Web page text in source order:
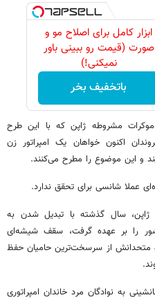
ابزار کامل برای اصلاح مو و
صورت (قیمت رو ببینی باور
نمیکنی!)
باتخفیف بخر
مشروطه ژاپن که با این طرح
اکنون خواهان یک امپراتور زن
و این موضوع را مطرح می‌کنند.
عملا شانسی برای تحقق ندارد.
ژاپن، سال گذشته با تبدیل شدن به
را بر عهده گرفت، سقف شیشه‌ای
از سرسخت‌ترین حامیان حفظ
به نوادگان مرد خاندان امپراتوری